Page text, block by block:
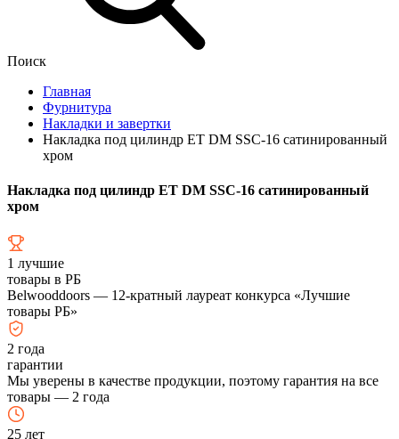
Поиск
Главная
Фурнитура
Накладки и завертки
Накладка под цилиндр ET DM SSC-16 сатинированный
хром
Накладка под цилиндр ET DM SSC-16 сатинированный
хром
1 лучшие
товары в РБ
Belwooddoors — 12-кратный лауреат конкурса «Лучшие
товары РБ»
2 года
гарантии
Мы уверены в качестве продукции, поэтому гарантия на все
товары — 2 года
25 лет